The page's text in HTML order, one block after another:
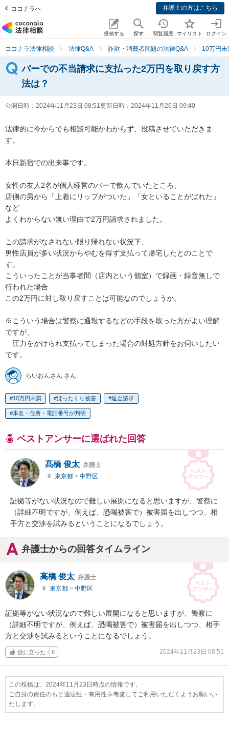
ココナラへ 弁護士の方はこちら
投稿する 探す 閲覧履歴 マイリスト ログイン
ココナラ法律相談 法律Q&A 詐欺・消費者問題の法律Q&A 10万円
バーでの不当請求に支払った2万円を取り戻す方
法は？
公開日時： 2024年11月23日 08:51更新日時： 2024年11月26日 09:40
法律的に今からでも相談可能かわからず、投稿させていただきま
す。
本日新宿での出来事です。
女性の友人2名が個人経営のバーで飲んでいたところ、
店側の男から「上着にリップがついた」「女といることがばれた」
など
よくわからない無い理由で2万円請求されました。
この請求がなされない限り帰れない状況下、
男性店員が多い状況からやむを得ず支払って帰宅したとのことで
す。
こういったことが当事者間（店内という個室）で録画・録音無しで
行われた場合
この2万円に対し取り戻すことは可能なのでしょうか。
※こういう場合は警察に通報するなどの手段を取った方がよい理解
ですが、
圧力をかけられ支払ってしまった場合の対処方針をお伺いしたい
です。
らいおんさん さん
10万円未満 ぼったくり被害 返金請求
本名・住所・電話番号が判明
ベストアンサーに選ばれた回答
髙橋 俊太 弁護士
東京都 > 中野区
証拠等がない状況なので難しい展開になると思いますが、警察に
（詳細不明ですが、例えば、恐喝被害で）被害届を出しつつ、相
手方と交渉を試みるということになるでしょう。
弁護士からの回答タイムライン
髙橋 俊太 弁護士
東京都 > 中野区
証拠等がない状況なので難しい展開になると思いますが、警察に
（詳細不明ですが、例えば、恐喝被害で）被害届を出しつつ、相手
方と交渉を試みるということになるでしょう。
役に立った 0 2024年11月23日 08:51
この投稿は、2024年11月23日時点の情報です。
ご自身の責任のもと適法性・有用性を考慮してご利用いただくようお願いい
たします。